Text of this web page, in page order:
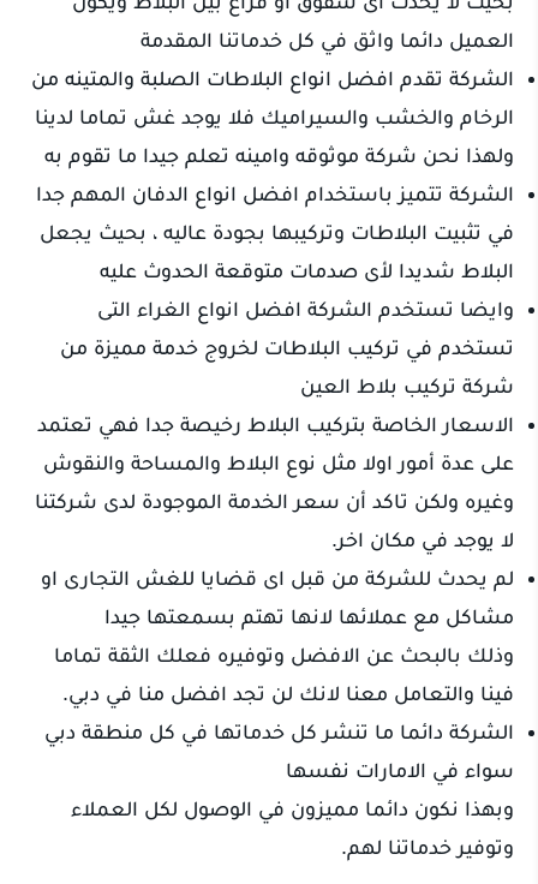
العميل دائما واثق في كل خدماتنا المقدمة
الشركة تقدم افضل انواع البلاطات الصلبة والمتينه من
الرخام والخشب والسيراميك فلا يوجد غش تماما لدينا
ولهذا نحن شركة موثوقه وامينه تعلم جيدا ما تقوم به
الشركة تتميز باستخدام افضل انواع الدفان المهم جدا
في تثبيت البلاطات وتركيبها بجودة عاليه ، بحيث يجعل
البلاط شديدا لأى صدمات متوقعة الحدوث عليه
وايضا تستخدم الشركة افضل انواع الغراء التى
تستخدم في تركيب البلاطات لخروج خدمة مميزة من
شركة تركيب بلاط العين
الاسعار الخاصة بتركيب البلاط رخيصة جدا فهي تعتمد
على عدة أمور اولا مثل نوع البلاط والمساحة والنقوش
وغيره ولكن تاكد أن سعر الخدمة الموجودة لدى شركتنا
لا يوجد في مكان اخر.
لم يحدث للشركة من قبل اى قضايا للغش التجارى او
مشاكل مع عملائها لانها تهتم بسمعتها جيدا
وذلك بالبحث عن الافضل وتوفيره فعلك الثقة تماما
فينا والتعامل معنا لانك لن تجد افضل منا في دبي.
الشركة دائما ما تنشر كل خدماتها في كل منطقة دبي
سواء في الامارات نفسها
وبهذا نكون دائما مميزون في الوصول لكل العملاء
وتوفير خدماتنا لهم.